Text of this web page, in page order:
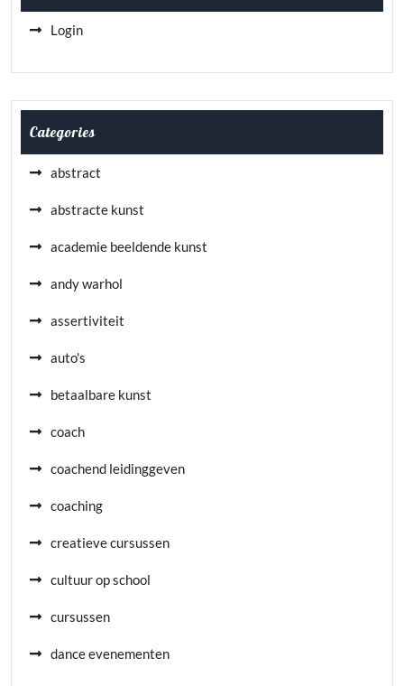
Login
Categories
abstract
abstracte kunst
academie beeldende kunst
andy warhol
assertiviteit
auto's
betaalbare kunst
coach
coachend leidinggeven
coaching
creatieve cursussen
cultuur op school
cursussen
dance evenementen